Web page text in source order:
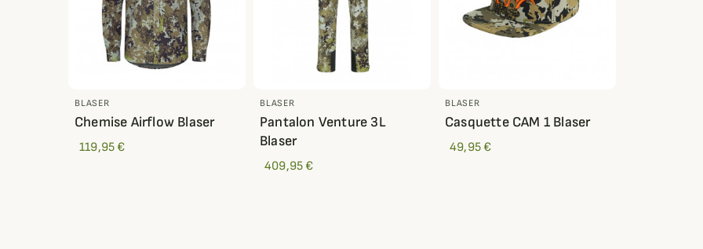
BLASER
Chemise Airflow Blaser
119,95 €
BLASER
Pantalon Venture 3L
Blaser
409,95 €
BLASER
Casquette CAM 1 Blaser
49,95 €